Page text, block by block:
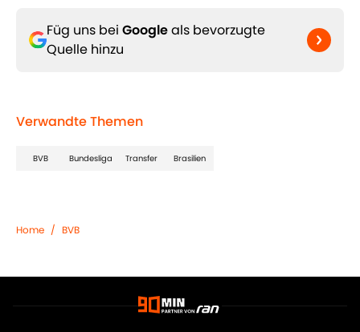
Füg uns bei Googleals bevorzugte
Quelle hinzu
Verwandte Themen
BVB Bundesliga Transfer Brasilien
Home / BVB